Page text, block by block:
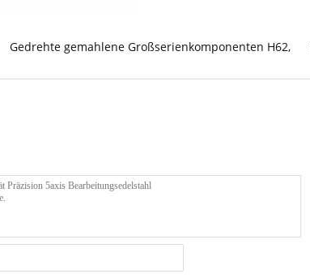
Gedrehte gemahlene Großserienkomponenten H62,